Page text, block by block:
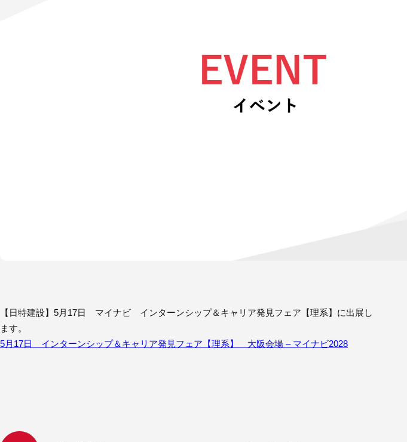
【日特建設】5月17日 マイナビ インターンシップ＆キャリア発見フェア【理系】に出展し
ます。
5月17日 インターンシップ＆キャリア発見フェア【理系】 大阪会場 – マイナビ2028